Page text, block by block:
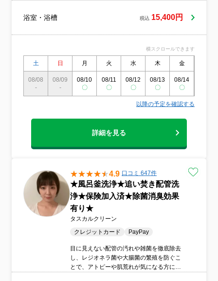
と思います。施工後お客様ご自身で洗浄効
寧にお伝え致します。
浴室・浴槽 税込 15,400円
横スクロールできます
土 日 月 火 水 木 金
08/08
-
08/09
-
08/10
〇
08/11
〇
08/12
〇
08/13
〇
08/14
〇
以降の予定を確認する
詳細を見る
4.9 口コミ 647件
★風呂釜洗浄★追い焚き配管洗
浄★保険加入済★除菌消臭効果
有り★
タスカルクリーン
クレジットカード
PayPay
目に見えない配管の汚れや雑菌を徹底除去
し、レジオネラ菌や大腸菌の繁殖を防ぐこ
とで、アトピーや肌荒れが気になる方にも